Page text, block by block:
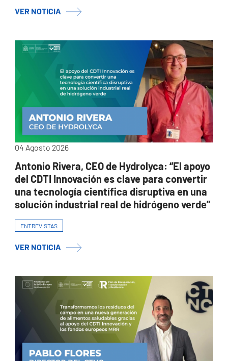
VER NOTICIA
04 Agosto 2026
Antonio Rivera, CEO de Hydrolyca: “El apoyo
del CDTI Innovación es clave para convertir
una tecnología científica disruptiva en una
solución industrial real de hidrógeno verde”
ENTREVISTAS
VER NOTICIA